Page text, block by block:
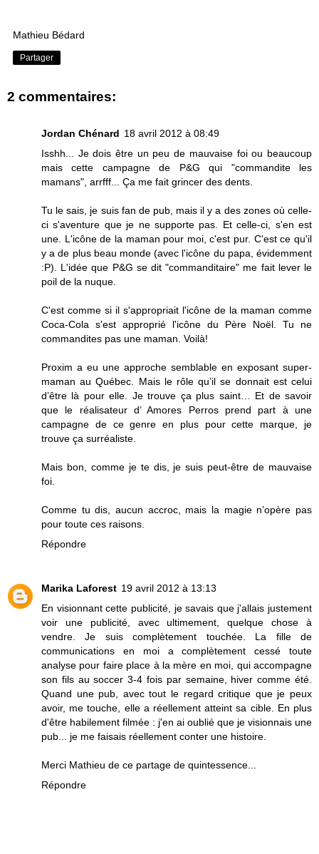
Mathieu Bédard
Partager
2 commentaires:
Jordan Chénard 18 avril 2012 à 08:49
Isshh... Je dois être un peu de mauvaise foi ou beaucoup
mais cette campagne de P&G qui "commandite les
mamans", arrfff... Ça me fait grincer des dents.
Tu le sais, je suis fan de pub, mais il y a des zones où celle-
ci s'aventure que je ne supporte pas. Et celle-ci, s'en est
une. L'icône de la maman pour moi, c'est pur. C'est ce qu'il
y a de plus beau monde (avec l'icône du papa, évidemment
:P). L'idée que P&G se dit "commanditaire" me fait lever le
poil de la nuque.
C'est comme si il s'appropriait l'icône de la maman comme
Coca-Cola s'est approprié l'icône du Père Noël. Tu ne
commandites pas une maman. Voilà!
Proxim a eu une approche semblable en exposant super-
maman au Québec. Mais le rôle qu’il se donnait est celui
d’être là pour elle. Je trouve ça plus saint… Et de savoir
que le réalisateur d’ Amores Perros prend part à une
campagne de ce genre en plus pour cette marque, je
trouve ça surréaliste.
Mais bon, comme je te dis, je suis peut-être de mauvaise
foi.
Comme tu dis, aucun accroc, mais la magie n’opère pas
pour toute ces raisons.
Répondre
Marika Laforest 19 avril 2012 à 13:13
En visionnant cette publicité, je savais que j'allais justement
voir une publicité, avec ultimement, quelque chose à
vendre. Je suis complètement touchée. La fille de
communications en moi a complètement cessé toute
analyse pour faire place à la mère en moi, qui accompagne
son fils au soccer 3-4 fois par semaine, hiver comme été.
Quand une pub, avec tout le regard critique que je peux
avoir, me touche, elle a réellement atteint sa cible. En plus
d'être habilement filmée : j'en ai oublié que je visionnais une
pub... je me faisais réellement conter une histoire.
Merci Mathieu de ce partage de quintessence...
Répondre